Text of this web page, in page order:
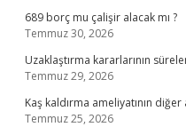
689 borç mu çalişir alacak mı ?
Temmuz 30, 2026
Uzaklaştırma kararlarının
Temmuz 29, 2026
Kaş kaldırma ameliyatının diğer
Temmuz 25, 2026